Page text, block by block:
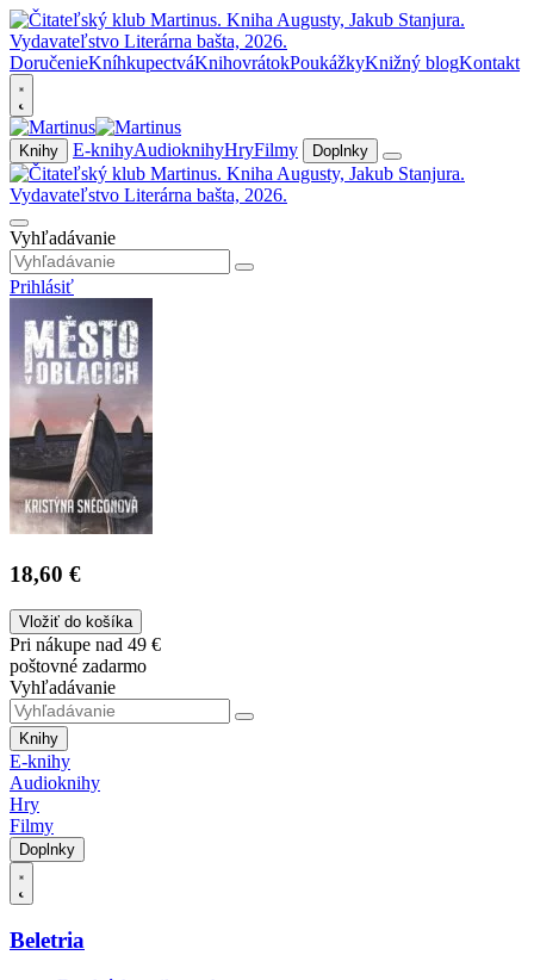
DoručenieKníhkupectváKnihovrátokPoukážkyKnižný blogKontakt
Knihy E-knihyAudioknihyHryFilmy Doplnky
Vyhľadávanie
Prihlásiť
18,60 €
Vložiť do košíka
Pri nákupe nad 49 €
poštovné zadarmo
Vyhľadávanie
Knihy
E-knihy
Audioknihy
Hry
Filmy
Doplnky
Beletria